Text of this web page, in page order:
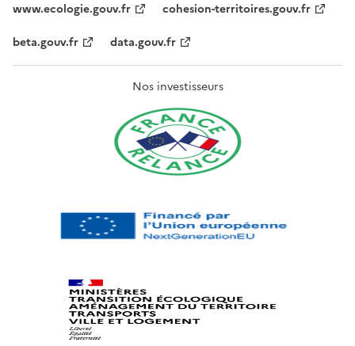
www.ecologie.gouv.fr
cohesion-territoires.gouv.fr
beta.gouv.fr
data.gouv.fr
Nos investisseurs